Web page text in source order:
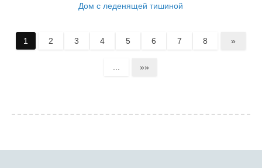
Дом с леденящей тишиной
1 2 3 4 5 6 7 8 »
»»